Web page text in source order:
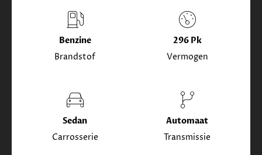
Benzine
Brandstof
296 Pk
Vermogen
Sedan
Carrosserie
Automaat
Transmissie